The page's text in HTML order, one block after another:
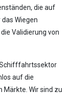
die auf
Wiegen
Validierung von
Schifffahrtssektor
auf die
Wir sind zu